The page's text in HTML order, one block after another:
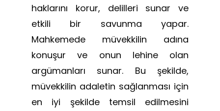
haklarını korur, delilleri sunar ve
etkili bir savunma yapar.
Mahkemede müvekkilin adına
konuşur ve onun lehine olan
argümanları sunar. Bu şekilde,
müvekkilin adaletin sağlanması için
en iyi şekilde temsil edilmesini